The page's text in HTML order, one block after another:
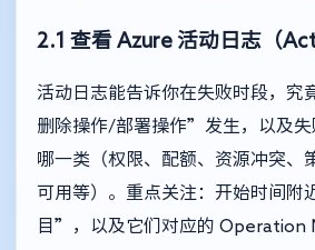
2.1 查看 Azure 活动日志（
活动日志能告诉你在失败时段，
删除操作/部署操作”发生，以及失
哪一类（权限、配额、资源冲突、
可用等）。重点关注：开始时间附
目”，以及它们对应的 Operation